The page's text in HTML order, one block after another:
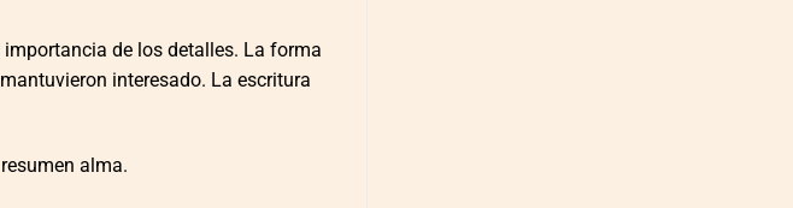
de los detalles. La forma
interesado. La escritura
alma.